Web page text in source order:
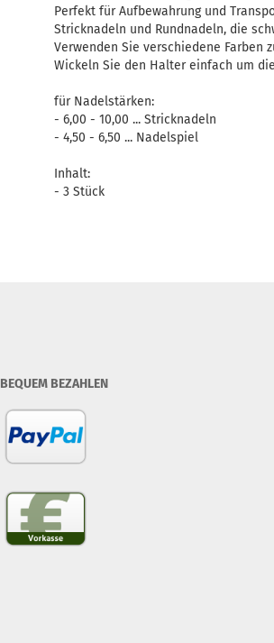
Perfekt für Aufbewahrung und
Stricknadeln und Rundnadeln, die
Verwenden Sie verschiedene Farben
Wickeln Sie den Halter einfach um
für Nadelstärken:
- 6,00 - 10,00 ... Stricknadeln
- 4,50 - 6,50 ... Nadelspiel
Inhalt:
- 3 Stück
BEQUEM BEZAHLEN